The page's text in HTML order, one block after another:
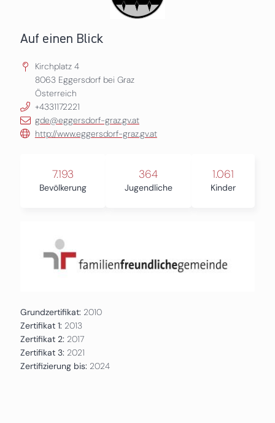
Auf einen Blick
Kirchplatz 4
8063 Eggersdorf bei Graz
Österreich
+4331172221
gde@eggersdorf-graz.gv.at
http://www.eggersdorf-graz.gv.at
7.193
Bevölkerung
364
Jugendliche
1.061
Kinder
Grundzertifikat: 2010
Zertifikat 1: 2013
Zertifikat 2: 2017
Zertifikat 3: 2021
Zertifizierung bis: 2024